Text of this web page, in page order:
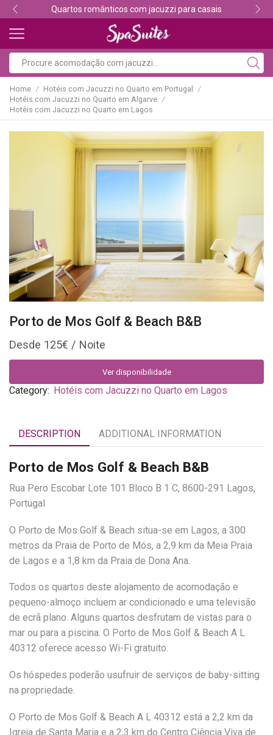
Quartos românticos com jacuzzi para casais
Home / Hotéis com Jacuzzi no Quarto em Portugal /
Hotéis com Jacuzzi no Quarto em Algarve /
Hotéis com Jacuzzi no Quarto em Lagos
Porto de Mos Golf & Beach B&B
125€
Ver disponibilidade
Category: Hotéis com Jacuzzi no Quarto em Lagos
DESCRIPTION ADDITIONAL INFORMATION
Porto de Mos Golf & Beach B&B
Rua Pero Escobar Lote 101 Bloco B 1 C, 8600-291 Lagos,
Portugal
O Porto de Mos Golf & Beach situa-se em Lagos, a 300
metros da Praia de Porto de Mós, a 2,9 km da Meia Praia
de Lagos e a 1,8 km da Praia de Dona Ana.
Todos os quartos deste alojamento de acomodação e
pequeno-almoço incluem ar condicionado e uma televisão
de ecrã plano. Alguns quartos desfrutam de vistas para o
mar ou para a piscina. O Porto de Mos Golf & Beach A L
40312 oferece acesso Wi-Fi gratuito.
Os hóspedes poderão usufruir de serviços de baby-sitting
na propriedade.
O Porto de Mos Golf & Beach A L 40312 está a 2,2 km da
Igreja de Santa Maria e a 2,3 km do Centro Ciência Viva de